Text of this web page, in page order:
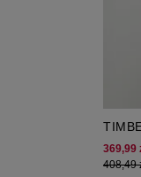
369,99
408,49